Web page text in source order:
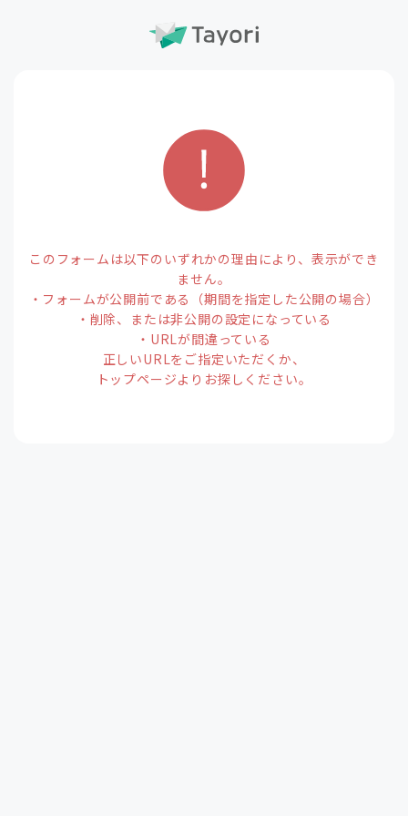
このフォームは以下のいずれかの理由により、表示ができ
ません。
・フォームが公開前である（期間を指定した公開の場合）
・削除、または非公開の設定になっている
・URLが間違っている
正しいURLをご指定いただくか、
トップページよりお探しください。